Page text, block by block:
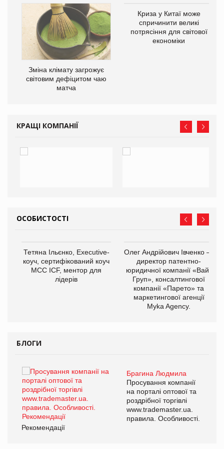
Зміна клімату загрожує
світовим дефіцитом чаю
матча
Криза у Китаї може
спричинити великі
потрясіння для світової
економіки
КРАЩІ КОМПАНІЇ
ОСОБИСТОСТІ
Тетяна Ільєнко, Executive-
коуч, сертифікований коуч
МСС ICF, ментор для
лідерів
Олег Андрійович Івченко —
директор патентно-
юридичної компанії «Вайз
Груп», консалтингової
компанії «Парето» та
маркетингової агенції
Myka Agency.
БЛОГИ
Брагина Людмила
Просування компанії
на порталі оптової та
роздрібної торгівлі
www.trademaster.ua.
правила. Особливості.
Рекомендації